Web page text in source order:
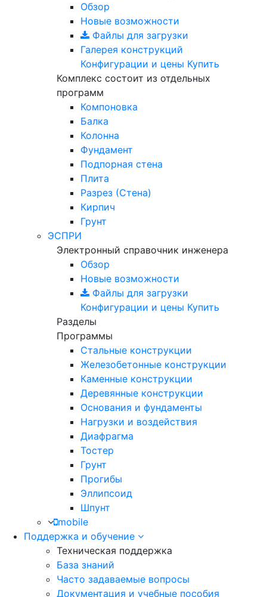
Обзор
Новые возможности
Файлы для загрузки
Галерея конструкций
Конфигурации и цены Купить
Комплекс состоит из отдельных
программ
Компоновка
Балка
Колонна
Фундамент
Подпорная стена
Плита
Разрез (Стена)
Кирпич
Грунт
ЭСПРИ
Электронный справочник инженера
Обзор
Новые возможности
Файлы для загрузки
Конфигурации и цены Купить
Разделы
Программы
Стальные конструкции
Железобетонные конструкции
Каменные конструкции
Деревянные конструкции
Основания и фундаменты
Нагрузки и воздействия
Диафрагма
Тостер
Грунт
Прогибы
Эллипсоид
Шпунт
mobile
Поддержка и обучение
Техническая поддержка
База знаний
Часто задаваемые вопросы
Документация и учебные пособия